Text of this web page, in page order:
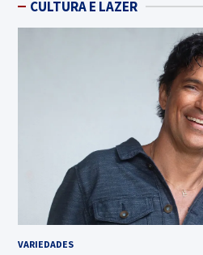
CULTURA E LAZER
VARIEDADES